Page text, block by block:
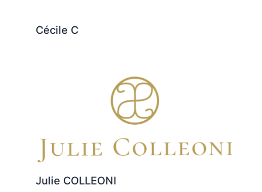
Cécile C
Julie COLLEONI